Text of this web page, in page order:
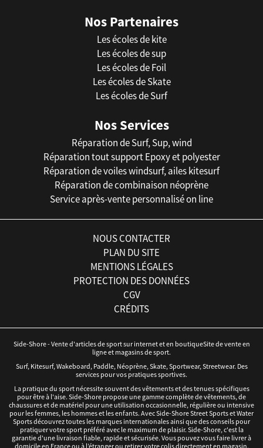
Nos Partenaires
Les écoles de kite
Les écoles de sup
Les écoles de Foil
Les écoles de Skate
Les écoles de Surf
Nos Services
Réparation de Surf, Sup, wind
Réparation tout support Epoxy et polyester
Réparation de voiles windsurf, ailes kitesurf
Réparation de combinaison néoprène
Service après-vente personnalisé on line
NOUS CONTACTER
PLAN DU SITE
MENTIONS LÉGALES
PROTECTION DES DONNÉES
CGV
CRÉDITS
Side-Shore - Vente d'articles de sport sur internet et en boutiqueSite de vente en
ligne et magasins de sport.
Surf, Kitesurf, Wakeboard, Paddle, Néoprène, Skate, Sportwear, Streetwear. Des
services pour vos pratiques sportives.
La pratique du sport nécessite souvent des vêtements et des tenues spécifiques
pour être à l'aise. Side-Shore propose une gamme complète de vêtements, de
chaussures et de matériel pour une utilisation occasionnelle, régulière ou intensive
pour les femmes, les hommes et les enfants. Avec Side-Shore Street Sports et Water
Sports découvrez toutes les marques internationales ainsi que des conseils pour
pratiquer votre sport préféré avec le maximum de plaisir. Side-Shore, c'est la
garantie d'une livraison fiable, rapide et sécurisée. Vous pouvez vous faire livrer à
domicile en France ou à l’étranger ou retirer votre colis directement en magasin.